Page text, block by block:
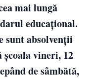
mai lungă
educațional.
sunt absolvenții
vineri, 12
de sâmbătă,